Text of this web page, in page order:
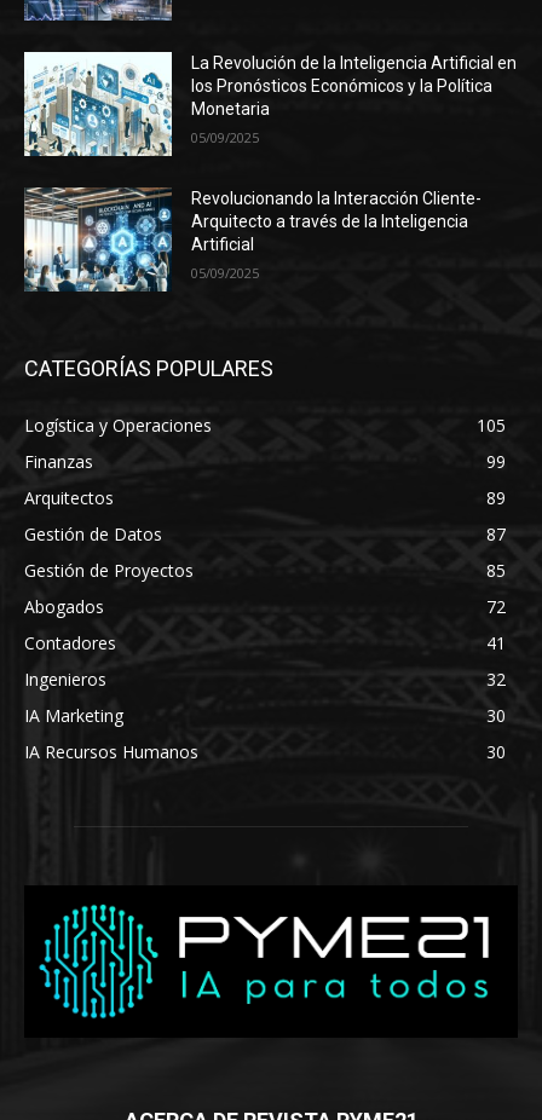
La Revolución de la Inteligencia Artificial en
los Pronósticos Económicos y la Política
Monetaria
05/09/2025
Revolucionando la Interacción Cliente-
Arquitecto a través de la Inteligencia
Artificial
05/09/2025
CATEGORÍAS POPULARES
Logística y Operaciones
105
Finanzas
99
Arquitectos
89
Gestión de Datos
87
Gestión de Proyectos
85
Abogados
72
Contadores
41
Ingenieros
32
IA Marketing
30
IA Recursos Humanos
30